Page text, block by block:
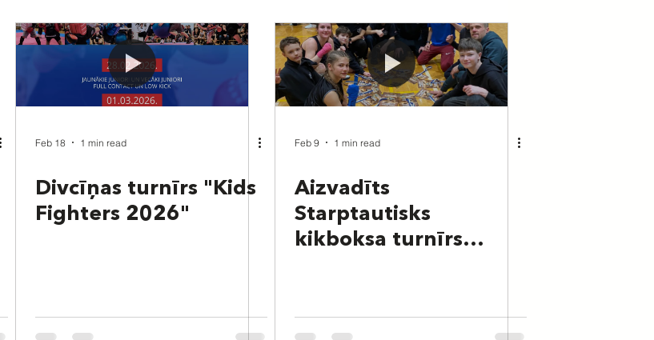
Feb 18 1 min read
Divcīņas turnīrs "Kids
Fighters 2026"
Feb 9 1 min read
Aizvadīts
Starptautisks
kikboksa turnīrs